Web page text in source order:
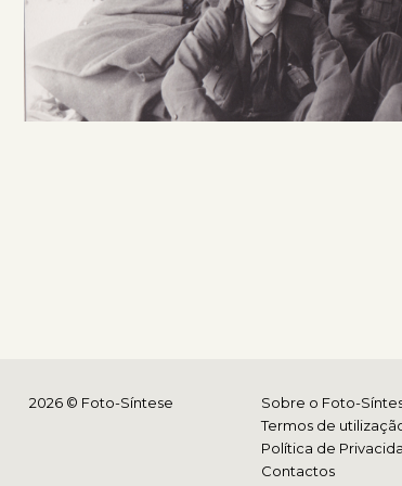
Sobre o Foto-
Termos de
Política de
Contactos
2026 © Foto-Síntese